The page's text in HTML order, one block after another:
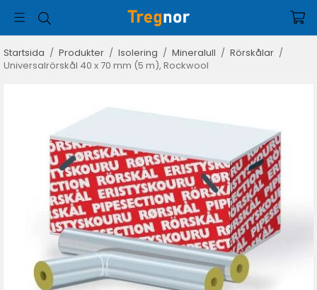
Startsida / Produkter / Isolering / Mineralull / Rörskålar /
Universalrörskål 40 x 70 mm (5 m), Rockwool